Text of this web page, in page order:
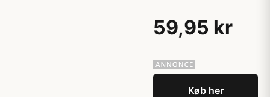
59,95 kr
Køb her